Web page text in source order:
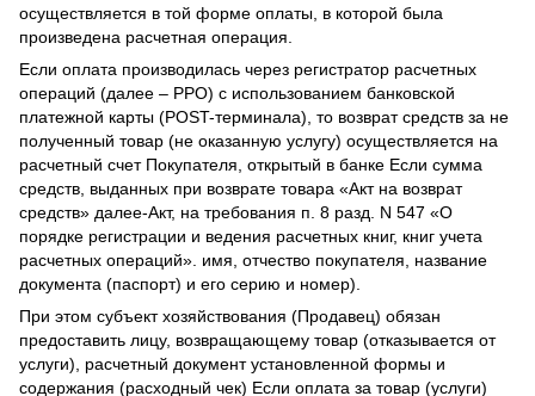
осуществляется в той форме оплаты, в которой была
произведена расчетная операция.
Если оплата производилась через регистратор расчетных
операций (далее – РРО) с использованием банковской
платежной карты (POST-терминала), то возврат средств за не
полученный товар (не оказанную услугу) осуществляется на
расчетный счет Покупателя, открытый в банке Если сумма
средств, выданных при возврате товара «Акт на возврат
средств» далее-Акт, на требования п. 8 разд. N 547 «О
порядке регистрации и ведения расчетных книг, книг учета
расчетных операций». имя, отчество покупателя, название
документа (паспорт) и его серию и номер).
При этом субъект хозяйствования (Продавец) обязан
предоставить лицу, возвращающему товар (отказывается от
услуги), расчетный документ установленной формы и
содержания (расходный чек) Если оплата за товар (услуги)